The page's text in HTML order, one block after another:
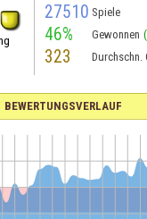
27510 Spiele
46% Gewonnen
323 Durchschn.
BEWERTUNGSVERLAUF